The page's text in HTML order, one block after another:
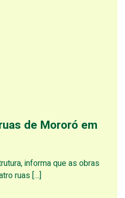
de Mororó em
informa que as obras
ruas […]